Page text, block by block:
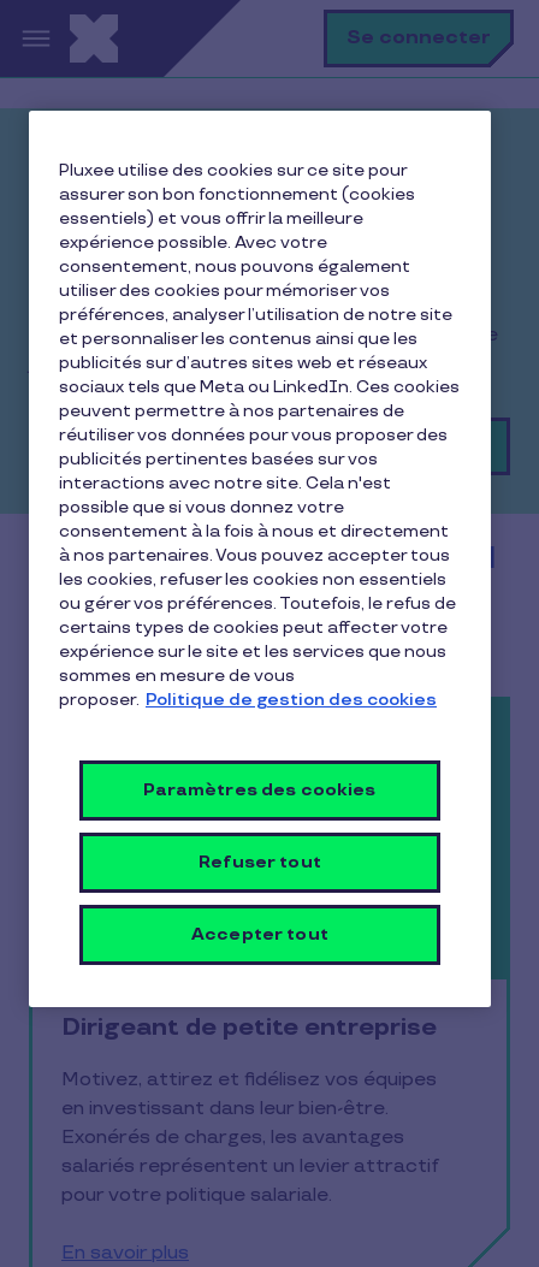
Aller au contenu principal Se connecter
Une pause déjeuner
toujours bien
accompagnée
Avec la Carte Restaurant Pluxee, offrez à
collaborateurs du pouvoir d'achat supplémentaire
jusqu'à 1500€/an/salarié.
Demander un devis
Dirigeant de petite entreprise
Motivez, attirez et fidélisez vos équipes
en investissant dans leur bien-être.
Exonérés de charges, les avantages
salariés représentent un levier attractif
pour votre politique salariale.
En savoir plus
Pluxee utilise des cookies sur ce site pour
assurer son bon fonctionnement (cookies
essentiels) et vous offrir la meilleure
expérience possible. Avec votre
consentement, nous pouvons également
utiliser des cookies pour mémoriser vos
préférences, analyser l’utilisation de notre site
et personnaliser les contenus ainsi que les
publicités sur d’autres sites web et réseaux
sociaux tels que Meta ou LinkedIn. Ces cookies
peuvent permettre à nos partenaires de
réutiliser vos données pour vous proposer des
publicités pertinentes basées sur vos
interactions avec notre site. Cela n'est
possible que si vous donnez votre
consentement à la fois à nous et directement
à nos partenaires. Vous pouvez accepter tous
les cookies, refuser les cookies non essentiels
ou gérer vos préférences. Toutefois, le refus de
certains types de cookies peut affecter votre
expérience sur le site et les services que nous
sommes en mesure de vous
proposer. Politique de gestion des cookies
Paramètres des cookies
Refuser tout
Accepter tout